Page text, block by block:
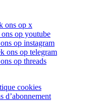
ons op x
op youtube
op instagram
ons op telegram
op threads
cookies
d’abonnement